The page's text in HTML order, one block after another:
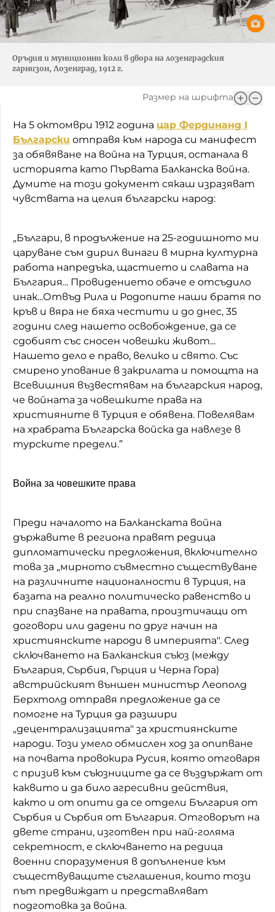
Оръдия и муниционни коли в двора на лозенградския
гарнизон, Лозенград, 1912 г.
Размер на шрифта
На 5 октомври 1912 година цар Фердинанд I
Български отправя към народа си манифест
за обявяване на война на Турция, останала в
историята като Първата Балканска война.
Думите на този документ сякаш изразяват
чувствата на целия български народ:
„Българи, в продължение на 25-годишното ми
царуване съм дирил винаги в мирна културна
работа напредъка, щастието и славата на
България... Провидението обаче е отсъдило
инак...Отвъд Рила и Родопите наши братя по
кръв и вяра не бяха честити и до днес, 35
години след нашето освобождение, да се
сдобият със сносен човешки живот...
Нашето дело е право, велико и свято. Със
смирено упование в закрилата и помощта на
Всевишния възвестявам на българския народ,
че войната за човешките права на
християните в Турция е обявена. Повелявам
на храбрата Българска войска да навлезе в
турските предели.”
Война за човешките права
Преди началото на Балканската война
държавите в региона правят редица
дипломатически предложения, включително
това за „мирното съвместно съществуване
на различните националности в Турция, на
базата на реално политическо равенство и
при спазване на правата, произтичащи от
договори или дадени по друг начин на
християнските народи в империята". След
сключването на Балканския съюз (между
България, Сърбия, Гърция и Черна Гора)
австрийският външен министър Леополд
Берхтолд отправя предложение да се
помогне на Турция да разшири
„децентрализацията" за християнските
народи. Този умело обмислен ход за опипване
на почвата провокира Русия, която отговаря
с призив към съюзниците да се въздържат от
каквито и да било агресивни действия,
както и от опити да се отдели България от
Сърбия и Сърбия от България. Отговорът на
двете страни, изготвен при най-голяма
секретност, е сключването на редица
военни споразумения в допълнение към
съществуващите съглашения, които този
път предвиждат и представляват
подготовка за война.